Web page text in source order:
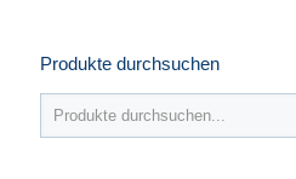
Produkte durchsuchen